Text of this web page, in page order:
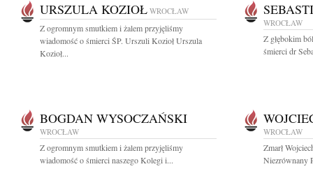
URSZULA KOZIOŁ WROCŁAW
Z ogromnym smutkiem i żalem przyjęliśmy
wiadomość o śmierci ŚP. Urszuli Kozioł Urszula
Kozioł...
WROCŁAW
Z głębokim
śmierci dr
BOGDAN WYSOCZAŃSKI
WROCŁAW
Z ogromnym smutkiem i żalem przyjęliśmy
wiadomość o śmierci naszego Kolegi i...
WROCŁAW
Zmarł
Niezrównany